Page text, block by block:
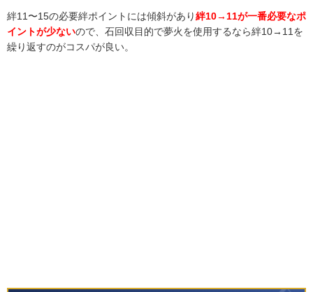
絆11〜15の必要絆ポイントには傾斜があり絆10→11が一番必要なポ
イントが少ないので、石回収目的で夢火を使用するなら絆10→11を
繰り返すのがコスパが良い。